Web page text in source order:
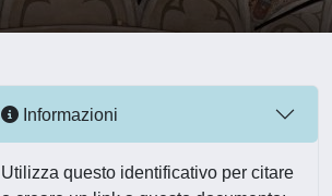
Informazioni
Utilizza questo identificativo per citare